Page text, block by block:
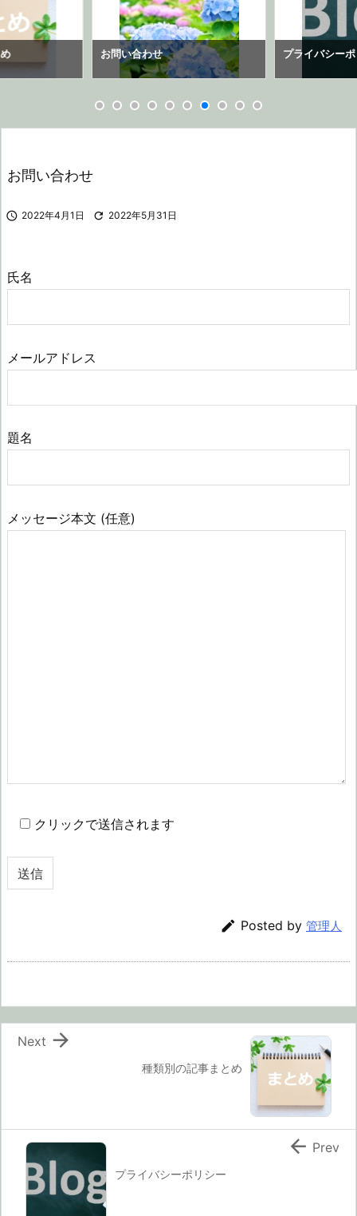
お問い合わせ プライバシー
お問い合わせ
 2022年4月1日  2022年5月31日
氏名
メールアドレス
題名
メッセージ本文 (任意)
クリックで送信されます
 Posted by 管理人
種類別の記事まとめ

Next
プライバシーポリシー
 Prev